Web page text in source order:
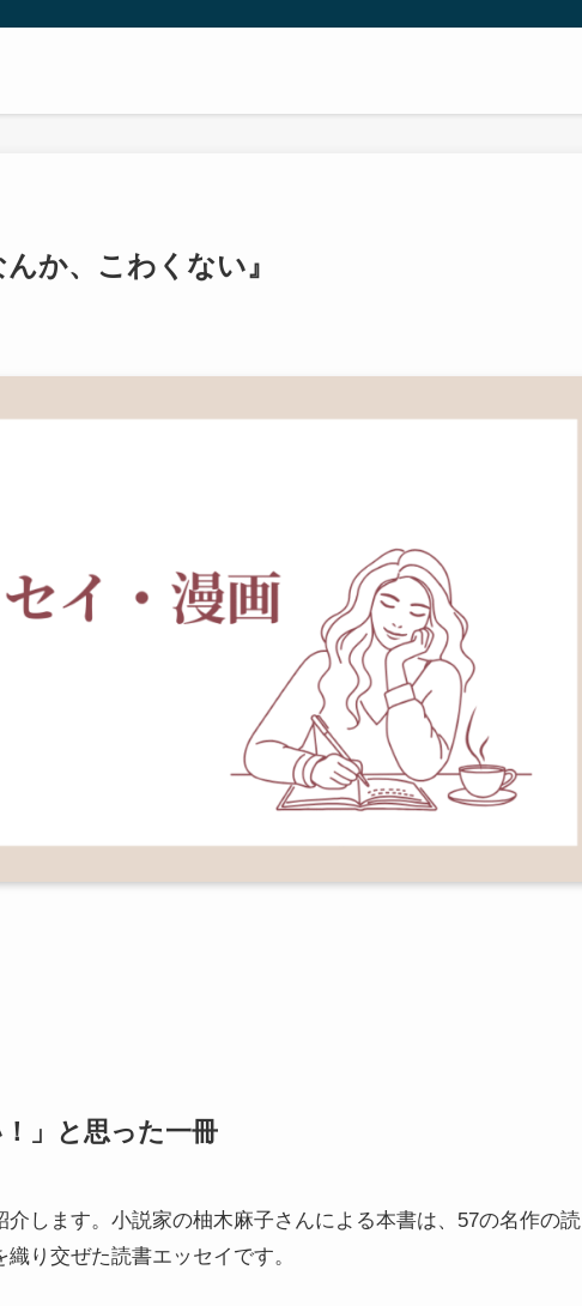
んか、こわくない』
」と思った一冊
介します。小説家の柚木麻子さんによる本書は、57の名作の読
り交ぜた読書エッセイです。